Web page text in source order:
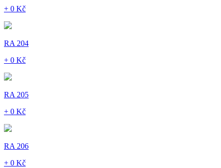
+ 0 Kč
RA 204
+ 0 Kč
RA 205
+ 0 Kč
RA 206
+ 0 Kč